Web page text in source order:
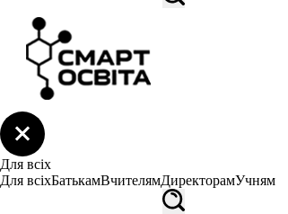
Для всіх
Для всіхБатькамВчителямДиректорамУчням